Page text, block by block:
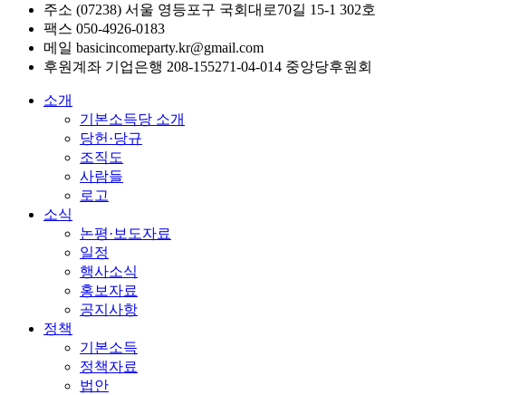
주소 (07238) 서울 영등포구 국회대로70길 15-1 302호
팩스 050-4926-0183
메일 basicincomeparty.kr@gmail.com
후원계좌 기업은행 208-155271-04-014 중앙당후원회
소개
기본소득당 소개
당헌·당규
조직도
사람들
로고
소식
논평·보도자료
일정
행사소식
홍보자료
공지사항
정책
기본소득
정책자료
법안